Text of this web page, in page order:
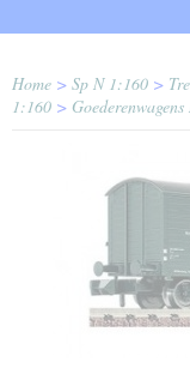
Home > Sp N 1:160 >
1:160 >